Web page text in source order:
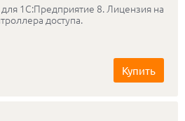
1С:Предприятие 8. Лицензия на
доступа.
Купить